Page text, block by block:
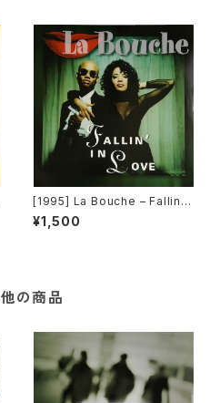
[1995] La Bouche – Fallin' I
n Love [Logic Records]
¥1,500
の商品